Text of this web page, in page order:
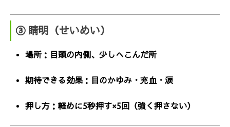
③ 睛明（せいめい）
場所：目頭の内側、少しへこんだ所
期待できる効果：目のかゆみ・充血・涙
押し方：軽めに5秒押す×5回（強く押さない）